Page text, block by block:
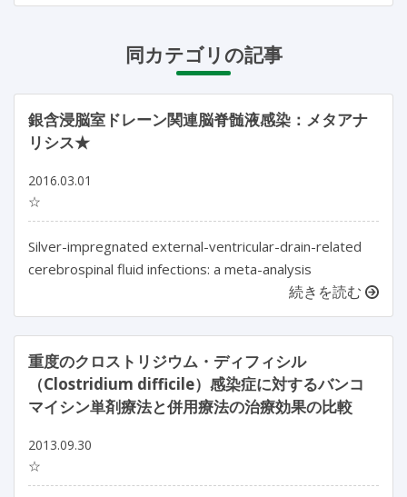
同カテゴリの記事
銀含浸脳室ドレーン関連脳脊髄液感染：メタアナ
リシス★
2016.03.01
☆
Silver-impregnated external-ventricular-drain-related
cerebrospinal fluid infections: a meta-analysis
続きを読む
重度のクロストリジウム・ディフィシル
（Clostridium difficile）感染症に対するバンコ
マイシン単剤療法と併用療法の治療効果の比較
2013.09.30
☆